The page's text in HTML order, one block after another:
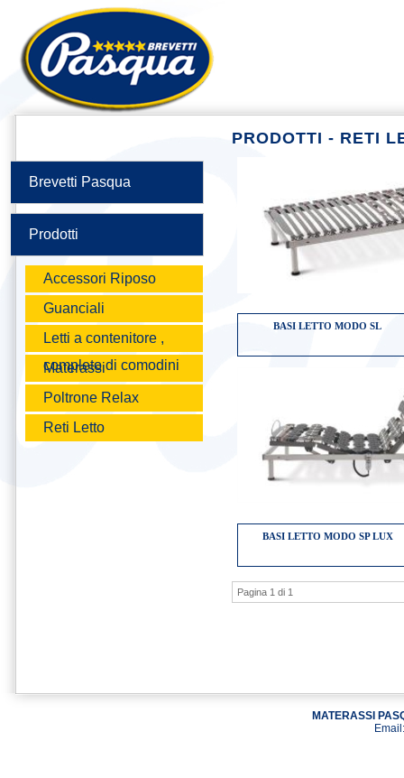
Brevetti Pasqua
Prodotti
Accessori Riposo
Guanciali
Letti a contenitore ,
completo di comodini
Materassi
Poltrone Relax
Reti Letto
PRODOTTI - RETI
BASI LETTO MODO SL
BASI LETTO MODO SP LUX
Pagina 1 di 1
MATERASSI